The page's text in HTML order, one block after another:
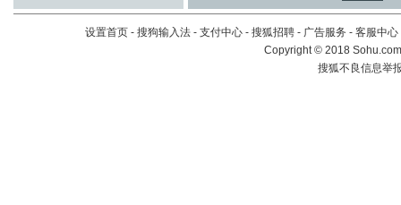
设置首页 - 搜狗输入法 - 支付中心 - 搜狐招聘 - 广告服务 - 客服中心
Copyright©2018
搜狐不良信息举